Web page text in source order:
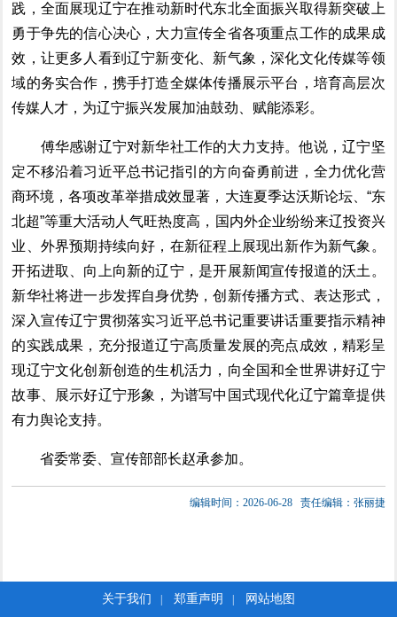
践， 全面展现辽宁在推动新时代东北全面振兴取得新突破上
勇于争先的信心决心， 大力宣传全省各项重点工作的成果成
效，让更多人看到辽宁新变化、新气象，深化文化传媒等领
域的务实合作，携手打造全媒体传播展示平台，培育高层次
传媒人才，为辽宁振兴发展加油鼓劲、赋能添彩。
傅华感谢辽宁对新华社工作的大力支持。他说，辽宁坚
定不移沿着习近平总书记指引的方向奋勇前进，全力优化营
商环境，各项改革举措成效显著，大连夏季达沃斯论坛、 “东
北超”等重大活动人气旺热度高，国内外企业纷纷来辽投资兴
业、外界预期持续向好，在新征程上展现出新作为新气象。
开拓进取、向上向新的辽宁，是开展新闻宣传报道的沃土。
新华社将进一步发挥自身优势，创新传播方式、表达形式，
深入宣传辽宁贯彻落实习近平总书记重要讲话重要指示精神
的实践成果，充分报道辽宁高质量发展的亮点成效，精彩呈
现辽宁文化创新创造的生机活力，向全国和全世界讲好辽宁
故事、展示好辽宁形象，为谱写中国式现代化辽宁篇章提供
有力舆论支持。
省委常委、宣传部部长赵承参加。
编辑时间：2026-06-28 责任编辑：张丽捷
关于我们 郑重声明 网站地图